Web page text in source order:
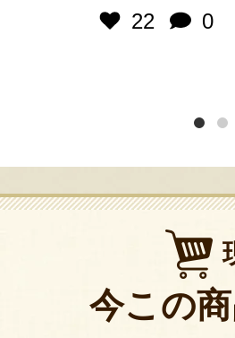
22
0
今この